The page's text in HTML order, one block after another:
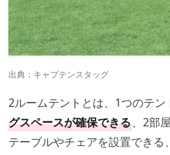
出典： キャプテンスタッグ
2ルームテントとは、1つのテン
グスペースが確保できる、2部
テーブルやチェアを設置でき